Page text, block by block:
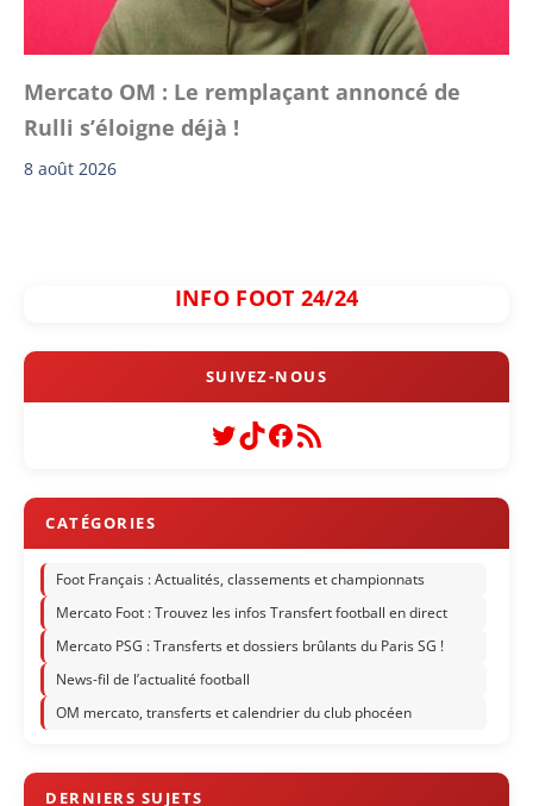
Mercato OM : Le remplaçant annoncé de
Rulli s’éloigne déjà !
8 août 2026
INFO FOOT 24/24
Twitter
TikTok
Facebook
Flux RSS
Foot Français : Actualités, classements et championnats
Mercato Foot : Trouvez les infos Transfert football en direct
Mercato PSG : Transferts et dossiers brûlants du Paris SG !
News-fil de l’actualité football
OM mercato, transferts et calendrier du club phocéen